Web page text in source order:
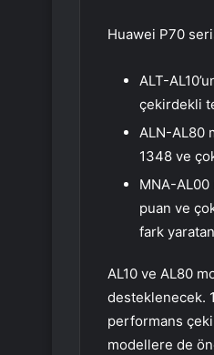
Huawei P70
ALT-
çekirdekli
ALN-AL80
1348 ve
MNA-
puan ve
fark
AL10 ve AL80
desteklenecek.
performans
modellere de